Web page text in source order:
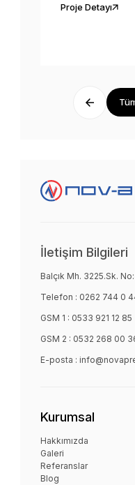
Proje Detayı
İletişim Bilgileri
Balçık Mh. 3225.Sk.
Telefon : 0262 744 0
GSM 1 : 0533 921 12 85
GSM 2 : 0532 268 00
E-posta :
Kurumsal
Hakkımızda
Galeri
Referanslar
Blog